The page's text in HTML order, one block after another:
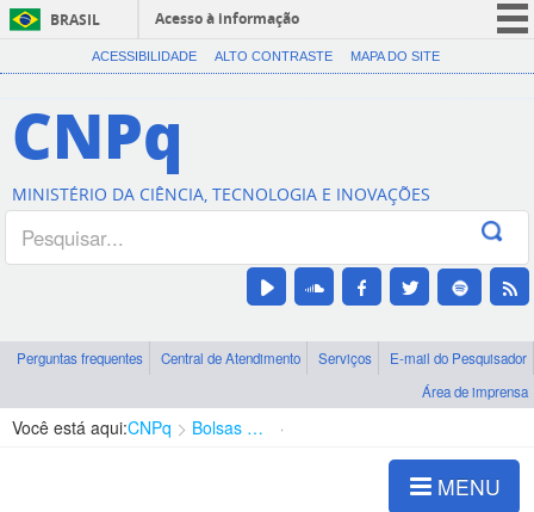
BRASIL
Acesso à informação
CORONAVÍRUS (COVID-19)
Canais
ACESSIBILIDADE ALTO CONTRASTE MAPA DO SITE
CNPq
MINISTÉRIO DA CIÊNCIA, TECNOLOGIA E INOVAÇÕES
Perguntas frequentes Central de Atendimento Serviços
E-mail do Pesquisador
Área de imprensa
Você está aqui:CNPq Bolsas e Auxílios Vigentes
MENU